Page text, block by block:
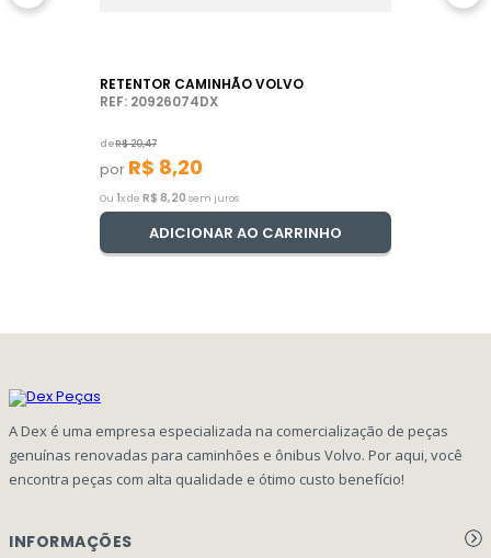
RETENTOR CAMINHÃO VOLVO
REF: 20926074DX
deR$20,47
por R$ 8,20
Ou 1x de R$ 8,20 sem juros
ADICIONAR AO CARRINHO
A Dex é uma empresa especializada na comercialização de peças
genuínas renovadas para caminhões e ônibus Volvo. Por aqui, você
encontra peças com alta qualidade e ótimo custo benefício!
INFORMAÇÕES